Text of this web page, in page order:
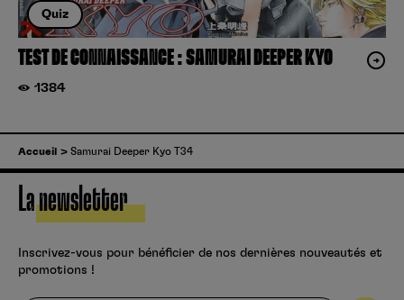
Quiz
TEST DE CONNAISSANCE : SAMURAI DEEPER KYO
1384
Accueil Samurai Deeper Kyo T34
La newsletter
Inscrivez-vous pour bénéficier de nos dernières nouveautés et
promotions !